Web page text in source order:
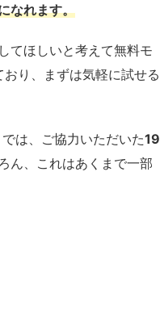
なれます。
てほしいと考えて無料モ
り、まずは気軽に試せる
は、ご協力いただいた19
ん、これはあくまで一部